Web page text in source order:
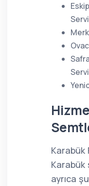
Karabük
Karabük
ayrıca